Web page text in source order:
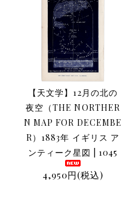
【天文学】12月の北の
夜空（THE NORTHER
N MAP FOR DECEMBE
R）1883年 イギリス ア
ンティーク星図 | 1045
4,950円(税込)